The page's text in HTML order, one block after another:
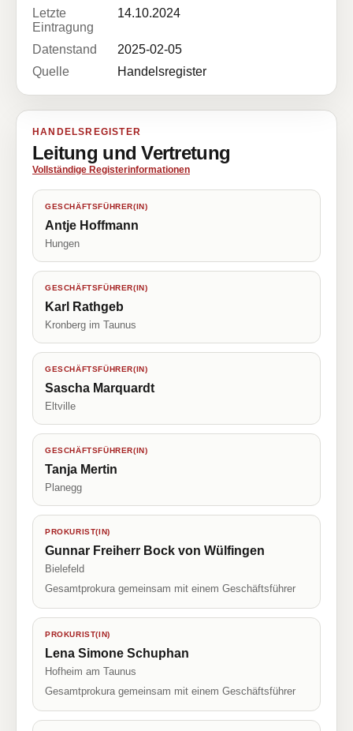
Letzte
Eintragung
14.10.2024
Datenstand
2025-02-05
Quelle
Handelsregister
HANDELSREGISTER
Leitung und Vertretung
Vollständige Registerinformationen
GESCHÄFTSFÜHRER(IN)
Antje Hoffmann
Hungen
GESCHÄFTSFÜHRER(IN)
Karl Rathgeb
Kronberg im Taunus
GESCHÄFTSFÜHRER(IN)
Sascha Marquardt
Eltville
GESCHÄFTSFÜHRER(IN)
Tanja Mertin
Planegg
PROKURIST(IN)
Gunnar Freiherr Bock von Wülfingen
Bielefeld
Gesamtprokura gemeinsam mit einem Geschäftsführer
PROKURIST(IN)
Lena Simone Schuphan
Hofheim am Taunus
Gesamtprokura gemeinsam mit einem Geschäftsführer